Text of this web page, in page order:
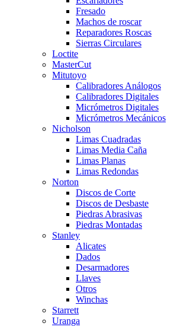
Fresado
Machos de roscar
Reparadores Roscas
Sierras Circulares
Loctite
MasterCut
Mitutoyo
Calibradores Análogos
Calibradores Digitales
Micrómetros Digitales
Micrómetros Mecánicos
Nicholson
Limas Cuadradas
Limas Media Caña
Limas Planas
Limas Redondas
Norton
Discos de Corte
Discos de Desbaste
Piedras Abrasivas
Piedras Montadas
Stanley
Alicates
Dados
Desarmadores
Llaves
Otros
Winchas
Starrett
Uranga